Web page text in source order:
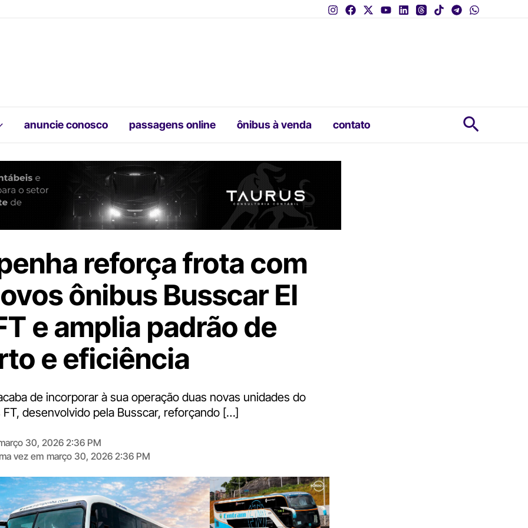
anuncie conosco passagens online ônibus à venda contato
reforça frota com
ônibus Busscar El
e amplia padrão de
e eficiência
de incorporar à sua operação duas novas unidades do
FT, desenvolvido pela Busscar, reforçando […]
30, 2026 2:36 PM
vez em março 30, 2026 2:36 PM
Digite
aqui
o
seu